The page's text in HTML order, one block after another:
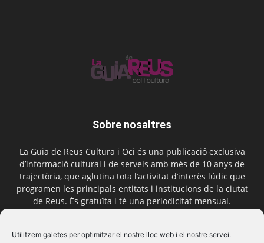
Utilitzem galetes per optimitzar el nostre lloc web i el nostre servei.
Sobre nosaltres
La Guia de Reus Cultura i Oci és una publicació exclusiva
d’informació cultural i de serveis amb més de 10 anys de
trajectòria, que aglutina tota l’activitat d’interès lúdic que
programen les principals entitats i institucions de la ciutat
de Reus. És gratuïta i té una periodicitat mensual.